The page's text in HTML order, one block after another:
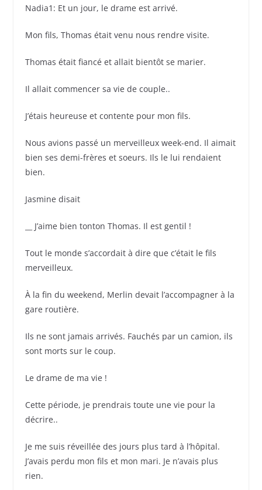
Nadia1: Et un jour, le drame est arrivé.
Mon fils, Thomas était venu nous rendre visite.
Thomas était fiancé et allait bientôt se marier.
Il allait commencer sa vie de couple..
J’étais heureuse et contente pour mon fils.
Nous avions passé un merveilleux week-end. Il aimait
bien ses demi-frères et soeurs. Ils le lui rendaient
bien.
Jasmine disait
__ J’aime bien tonton Thomas. Il est gentil !
Tout le monde s’accordait à dire que c’était le fils
merveilleux.
À la fin du weekend, Merlin devait l’accompagner à la
gare routière.
Ils ne sont jamais arrivés. Fauchés par un camion, ils
sont morts sur le coup.
Le drame de ma vie !
Cette période, je prendrais toute une vie pour la
décrire..
Je me suis réveillée des jours plus tard à l’hôpital.
J’avais perdu mon fils et mon mari. Je n’avais plus
rien.